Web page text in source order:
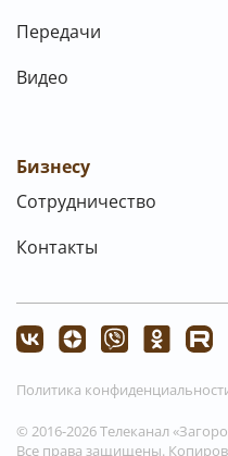
Передачи
Видео
Бизнесу
Сотрудничество
Контакты
© 2016-2026 Телеканал
Все права защищены.
Политика